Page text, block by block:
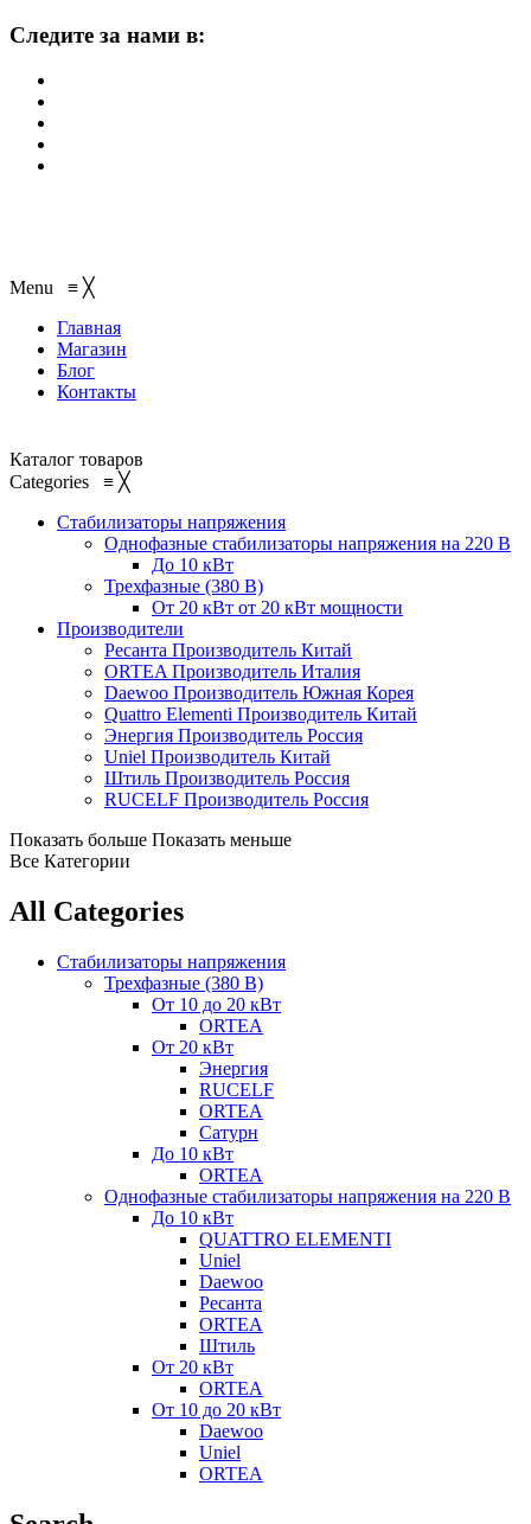
Следите за нами в:
Menu ≡ ╳
Главная
Магазин
Блог
Контакты
Каталог товаров
Categories ≡ ╳
Стабилизаторы напряжения
Однофазные стабилизаторы напряжения на 220 В
До 10 кВт
Трехфазные (380 В)
От 20 кВт от 20 кВт мощности
Производители
Ресанта Производитель Китай
ORTEA Производитель Италия
Daewoo Производитель Южная Корея
Quattro Elementi Производитель Китай
Энергия Производитель Россия
Uniel Производитель Китай
Штиль Производитель Россия
RUCELF Производитель Россия
Показать больше Показать меньше
Все Категории
All Categories
Стабилизаторы напряжения
Трехфазные (380 В)
От 10 до 20 кВт
ORTEA
От 20 кВт
Энергия
RUCELF
ORTEA
Сатурн
До 10 кВт
ORTEA
Однофазные стабилизаторы напряжения на 220 В
До 10 кВт
QUATTRO ELEMENTI
Uniel
Daewoo
Ресанта
ORTEA
Штиль
От 20 кВт
ORTEA
От 10 до 20 кВт
Daewoo
Uniel
ORTEA